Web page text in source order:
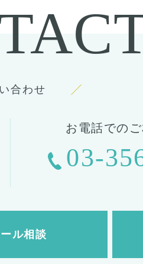
合わせ
お電話での
03-
ル相談